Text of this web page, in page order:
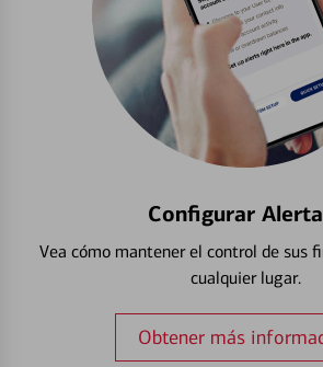
Configurar
Vea cómo mantener el control de sus
cualquier lugar.
Obtener más